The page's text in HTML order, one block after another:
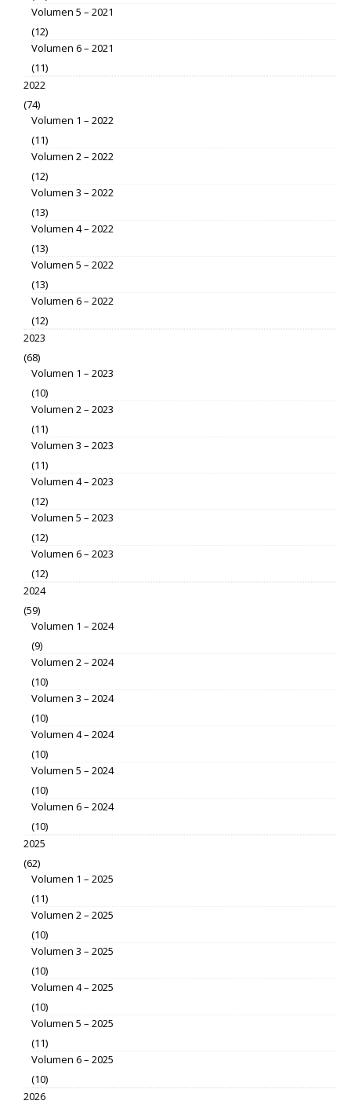
Volumen 5 – 2021
(12)
Volumen 6 – 2021
(11)
2022
(74)
Volumen 1 – 2022
(11)
Volumen 2 – 2022
(12)
Volumen 3 – 2022
(13)
Volumen 4 – 2022
(13)
Volumen 5 – 2022
(13)
Volumen 6 – 2022
(12)
2023
(68)
Volumen 1 – 2023
(10)
Volumen 2 – 2023
(11)
Volumen 3 – 2023
(11)
Volumen 4 – 2023
(12)
Volumen 5 – 2023
(12)
Volumen 6 – 2023
(12)
2024
(59)
Volumen 1 – 2024
(9)
Volumen 2 – 2024
(10)
Volumen 3 – 2024
(10)
Volumen 4 – 2024
(10)
Volumen 5 – 2024
(10)
Volumen 6 – 2024
(10)
2025
(62)
Volumen 1 – 2025
(11)
Volumen 2 – 2025
(10)
Volumen 3 – 2025
(10)
Volumen 4 – 2025
(10)
Volumen 5 – 2025
(11)
Volumen 6 – 2025
(10)
2026